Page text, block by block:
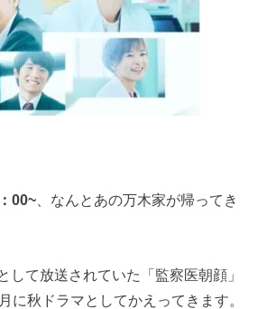
00~ 、なんとあの万木家が帰ってき
して放送されていた「監察医朝顔」
に秋ドラマとしてかえってきます。